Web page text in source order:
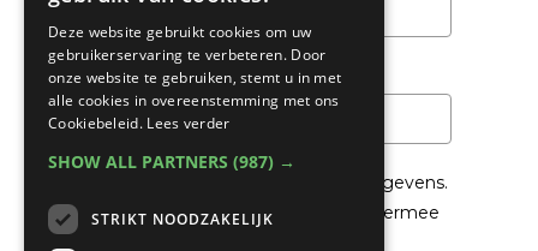
Email*
We gaan voorzichtig om met je gegevens.
Lees in hetPrivacybeleid
hoe we hiermee
Deze website gebruikt cookies om uw
gebruikerservaring te verbeteren. Door
onze website te gebruiken, stemt u in met
alle cookies in overeenstemming met ons
Cookiebeleid. Lees verder
SHOW ALL PARTNERS (987) →
STRIKT NOODZAKELIJK